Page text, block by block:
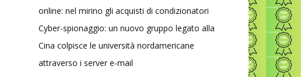
online: nel mirino gli acquisti di condizionatori
Cyber-spionaggio: un nuovo gruppo legato alla
Cina colpisce le università nordamericane
attraverso i server e-mail